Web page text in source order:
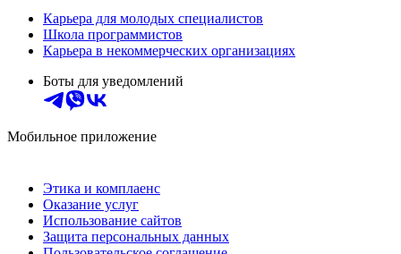
Карьера для молодых специалистов
Школа программистов
Карьера в некоммерческих организациях
Боты для уведомлений
Мобильное приложение
Этика и комплаенс
Оказание услуг
Использование сайтов
Защита персональных данных